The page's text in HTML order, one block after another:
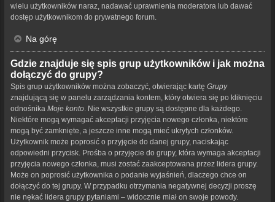
wielu użytkowników naraz, nadawać uprawnienia moderatora lub dawać
dostęp użytkownikom do prywatnego forum.
Na górę
Gdzie znajduje się spis grup użytkowników i jak można
dołączyć do grupy?
Spis grup użytkowników można zobaczyć, otwierając kartę Grupy
znajdującą się w panelu zarządzania kontem, który otwiera się po kliknięciu
odnośnika Moje konto . Nie wszystkie grupy są dostępne dla każdego.
Niektóre mogą wymagać akceptacji przyjęcia nowego członka, niektóre
mogą być zamknięte, a jeszcze inne mogą mieć ukrytych członków.
Użytkownik może poprosić o przyjęcie do danej grupy, naciskając
odpowiedni przycisk. Prośba o przyjęcie do grupy, która wymaga akceptacji
przyjęcia nowego członka, musi zostać zaakceptowana przez lidera grupy.
Może on poprosić użytkownika o podanie wyjaśnień, dlaczego chce on
dołączyć do tej grupy. W przypadku otrzymania negatywnej decyzji proszę
nie nękać lidera grupy pytaniami – widocznie miał on swoje powody.